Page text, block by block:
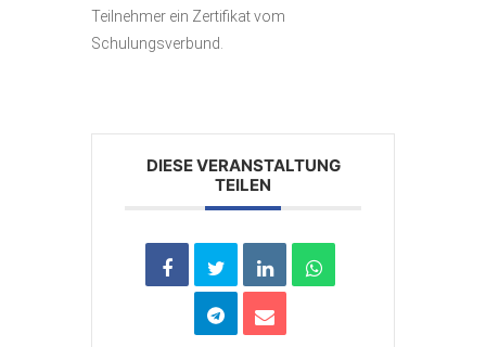
Teilnehmer ein Zertifikat vom
Schulungsverbund.
DIESE VERANSTALTUNG
TEILEN